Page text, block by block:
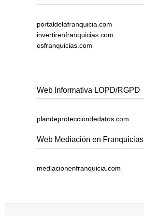
portaldelafranquicia.com
invertirenfranquicias.com
esfranquicias.com
Web Informativa LOPD/RGPD
plandeprotecciondedatos.com
Web Mediación en Franquicias
mediacionenfranquicia.com